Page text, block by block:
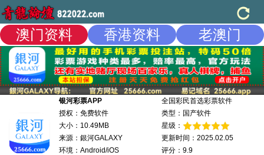
澳门资料 香港资料 老澳门
银河彩票APP
授权：免费软件
大小：10.49MB
来源：銀河GALAXY
环境：Android/iOS
全国彩民首选彩票软件
类型：国产软件
星级：
更新时间：2025.02.05
评分：9.9